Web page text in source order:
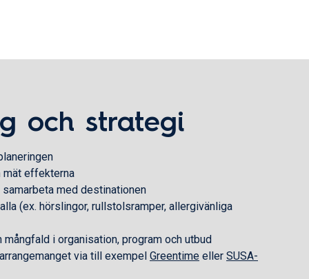
och strategi
mät effekterna
med destinationen
(ex. hörslingor, rullstolsramper, allergivänliga
i organisation, program och utbud
via till exempel Greentime eller SUSA-